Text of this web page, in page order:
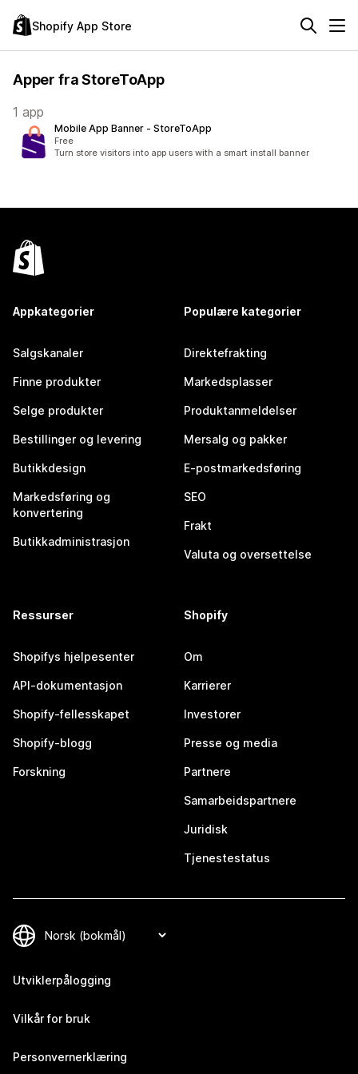
Shopify App Store
Apper fra StoreToApp
1 app
Mobile App Banner ‑ StoreToApp
Free
Turn store visitors into app users with a smart install banner
Appkategorier
Salgskanaler
Finne produkter
Selge produkter
Bestillinger og levering
Butikkdesign
Markedsføring og
konvertering
Butikkadministrasjon
Populære kategorier
Direktefrakting
Markedsplasser
Produktanmeldelser
Mersalg og pakker
E-postmarkedsføring
SEO
Frakt
Valuta og oversettelse
Ressurser
Shopifys hjelpesenter
API-dokumentasjon
Shopify-fellesskapet
Shopify-blogg
Forskning
Shopify
Om
Karrierer
Investorer
Presse og media
Partnere
Samarbeidspartnere
Juridisk
Tjenestestatus
Utviklerpålogging
Vilkår for bruk
Personvernerklæring